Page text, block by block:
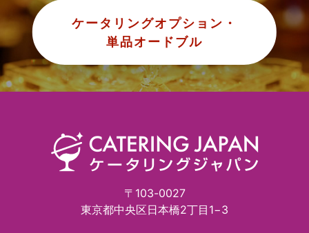
ケータリングオプション・
単品オードブル
〒103-0027
東京都中央区日本橋2丁目1−3